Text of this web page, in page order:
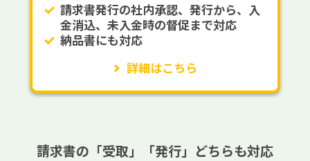
請求書発行の社内承認、発行から、入
金消込、未入金時の督促まで対応
納品書にも対応
詳細はこちら
請求書の「受取」「発行」どちらも対応